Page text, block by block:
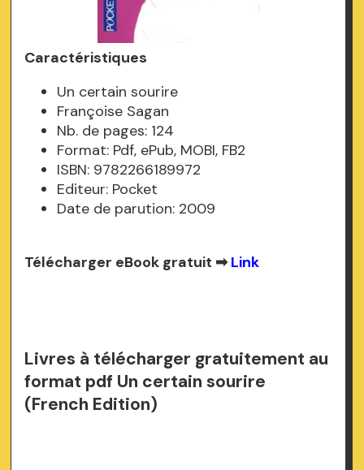
Caractéristiques
Un certain sourire
Françoise Sagan
Nb. de pages: 124
Format: Pdf, ePub, MOBI, FB2
ISBN: 9782266189972
Editeur: Pocket
Date de parution: 2009
Télécharger eBook gratuit ➡Link
Livres à télécharger gratuitement au
format pdf Un certain sourire
(French Edition)